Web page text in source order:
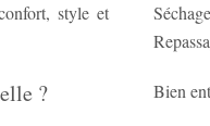
style et
? Bien